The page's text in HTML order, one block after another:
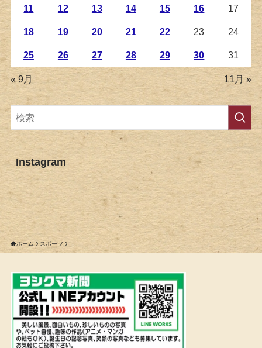
11 12 13 14 15 16 17
18 19 20 21 22 23 24
25 26 27 28 29 30 31
« 9月 11月 »
Instagram
ホーム スポーツ